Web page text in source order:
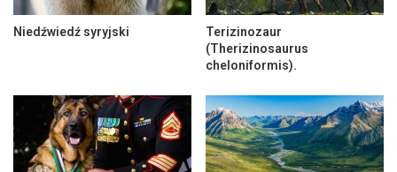
Niedźwiedź syryjski
Terizinozaur
(Therizinosaurus
cheloniformis).